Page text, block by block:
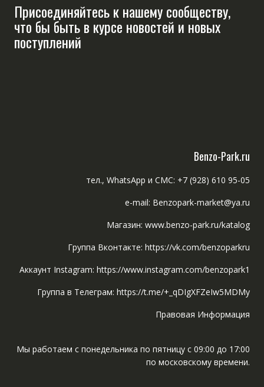
Присоединяйтесь к нашему сообществу,
что бы быть в курсе новостей и новых
поступлений
Benzo-Park.ru
тел., WhatsApp и СМС: +7 (928) 610 95-05
e-mail: Benzopark-market@ya.ru
Магазин: www.benzo-park.ru/katalog
Группа Вконтакте: https://vk.com/benzoparkru
Аккаунт Instagram: https://www.instagram.com/benzopark1
Группа в Телеграм: https://t.me/+_qDIgXFZeIw5MDMy
Правовая Информация
Мы работаем с понедельника по пятницу с 09:00 до 17:00
по московскому времени.